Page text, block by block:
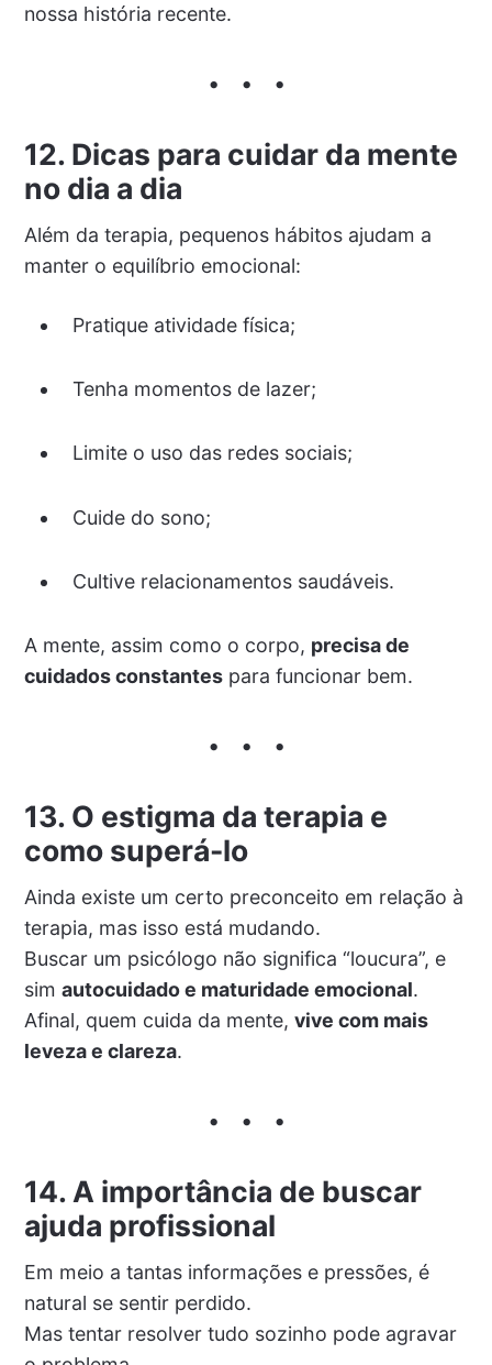
nossa história recente.
12. Dicas para cuidar da mente
no dia a dia
Além da terapia, pequenos hábitos ajudam a
manter o equilíbrio emocional:
Pratique atividade física;
Tenha momentos de lazer;
Limite o uso das redes sociais;
Cuide do sono;
Cultive relacionamentos saudáveis.
A mente, assim como o corpo, precisa de
cuidados constantespara funcionar bem.
13. O estigma da terapia e
como superá-lo
Ainda existe um certo preconceito em relação à
terapia, mas isso está mudando.
Buscar um psicólogo não significa “loucura”, e
sim autocuidado e maturidade emocional.
Afinal, quem cuida da mente, vive com mais
leveza e clareza.
14. A importância de buscar
ajuda profissional
Em meio a tantas informações e pressões, é
natural se sentir perdido.
Mas tentar resolver tudo sozinho pode agravar